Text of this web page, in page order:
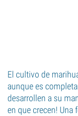
El cultivo de
aunque es
desarrollen a su
en que crecen! Una